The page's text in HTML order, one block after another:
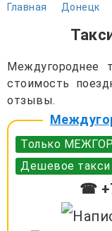
Главная Донецк
Междугороднее
стоимость
отзывы.
Только
Дешевое такси
☎